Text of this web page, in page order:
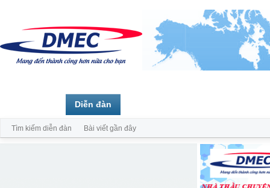
Diễn đàn
Tìm kiếm diễn đàn Bài viết gần đây